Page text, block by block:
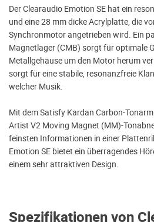
Spezifikationen von
Der Clearaudio Emotion SE hat ein
und eine 28 mm dicke Acrylplatte, die
Synchronmotor angetrieben wird. Ein
Magnetlager (CMB) sorgt für optimale
Metallgehäuse um den Motor herum
sorgt für eine stabile, resonanzfreie
welcher Musik.
Mit dem Satisfy Kardan Carbon-
Artist V2 Moving Magnet (MM)-
feinsten Informationen in einer
Emotion SE bietet ein überragendes
einem sehr attraktiven Design.